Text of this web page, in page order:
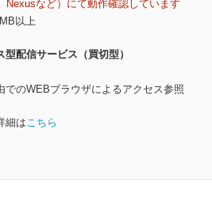
Nexusなど）にて動作確認しています
以上
型配信サービス（買切型）
のWEBブラウザによるアクセス参照
細はこちら